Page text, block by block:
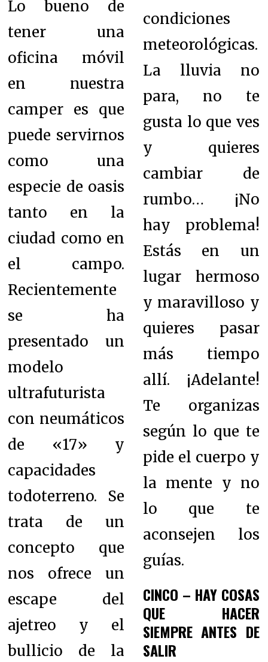
Lo bueno de
tener una
oficina móvil
en nuestra
camper es que
puede servirnos
como una
especie de oasis
tanto en la
ciudad como en
el campo.
Recientemente
se ha
presentado un
modelo
ultrafuturista
con neumáticos
de «17» y
capacidades
todoterreno. Se
trata de un
concepto que
nos ofrece un
escape del
ajetreo y el
bullicio de la
condiciones
meteorológicas.
La lluvia no
para, no te
gusta lo que ves
y quieres
cambiar de
rumbo… ¡No
hay problema!
Estás en un
lugar hermoso
y maravilloso y
quieres pasar
más tiempo
allí. ¡Adelante!
Te organizas
según lo que te
pide el cuerpo y
la mente y no
lo que te
aconsejen los
guías.
CINCO – HAY COSAS
QUE HACER
SIEMPRE ANTES DE
SALIR